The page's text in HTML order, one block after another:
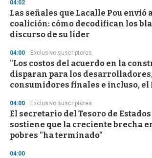
04:02
Las señales que Lacalle Pou envió
coalición: cómo decodifican los
discurso de su líder
04:00 Exclusivo suscriptores
"Los costos del acuerdo en la
disparan para los
consumidores finales e incluso, el
04:00 Exclusivo suscriptores
El secretario del Tesoro de
sostiene que la creciente brecha
pobres "ha terminado"
04:00